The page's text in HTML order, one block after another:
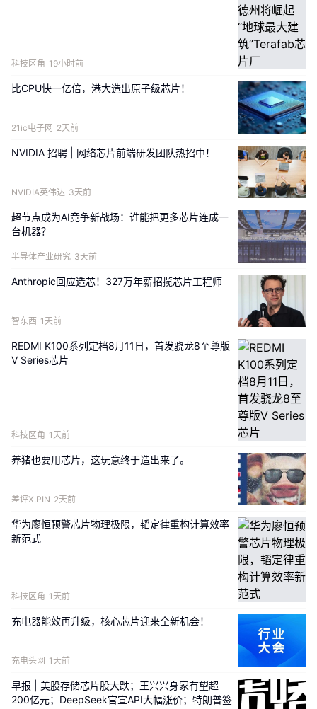
TGV 是在玻璃上进行改质与成孔的关键制程，钛昇因与美系客户合
作多年，在此领域具备较深经验，且尽管市场上虽有不少业者能做
雷射改质，但真正量产的关键在于产出速度，传统雷射改质设备每
秒约50 孔，若以510 x 515 mm 玻璃基板、单片400 万孔计算，
传统设备处理时间过长，难以满足量产需求。
钛昇表示，公司目前雷射改质速度已较传统设备提升约30 至40
倍，若以510 x 515 mm、400 万孔玻璃基板估算，单片处理时间
可压缩至不到半小时，在产出速度突破下，玻璃基板也开始具备量
在后段制程方面，钛昇指出，TGV 完成并金属化后，产品会交由载
板厂进行ABF 增层。 ABF 增层后需要进行雷射钻孔，钻孔后可再透
过电浆蚀刻进行扩孔或孔型修整。到了最终切割阶段，由于玻璃材
料与传统有机载板不同，若采机械切割容易造成碎裂，因此需先以
科技区角 19小时前
比CPU快一亿倍，港大造出原子级芯片！
21ic电子网 2天前
NVIDIA 招聘 | 网络芯片前端研发团队热招中！
NVIDIA英伟达 3天前
超节点成为AI竞争新战场：谁能把更多芯片连成一
台机器？
半导体产业研究 3天前
Anthropic回应造芯！327万年薪招揽芯片工程师
智东西 1天前
REDMI K100系列定档8月11日，首发骁龙8至尊版
V Series芯片
科技区角 1天前
养猪也要用芯片，这玩意终于造出来了。
差评X.PIN 2天前
华为廖恒预警芯片物理极限，韬定律重构计算效率
新范式
科技区角 1天前
充电器能效再升级，核心芯片迎来全新机会！
充电头网 1天前
早报 | 美股存储芯片股大跌；王兴兴身家有望超
200亿元；DeepSeek官宣API大幅涨价；特朗普签